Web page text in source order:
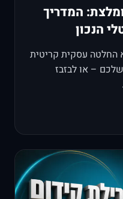
המדריך
הנכון
החלטה עסקית קריטית
– או לבזבז